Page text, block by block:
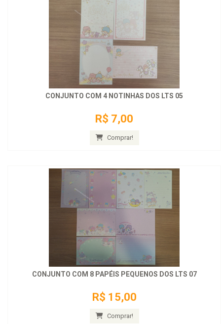
CONJUNTO COM 4 NOTINHAS DOS LTS 05
R$ 7,00
Comprar!
CONJUNTO COM 8 PAPÉIS PEQUENOS DOS LTS 07
R$ 15,00
Comprar!